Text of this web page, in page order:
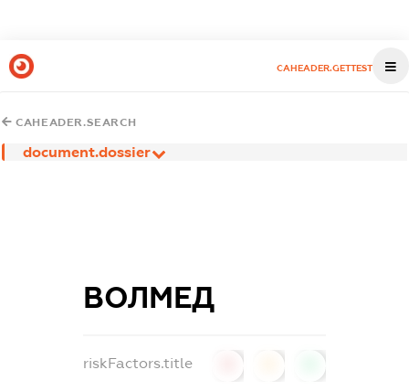
CAHEADER.GETTEST
CAHEADER.SEARCH
document.dossier
ВОЛМЕД
riskFactors.title